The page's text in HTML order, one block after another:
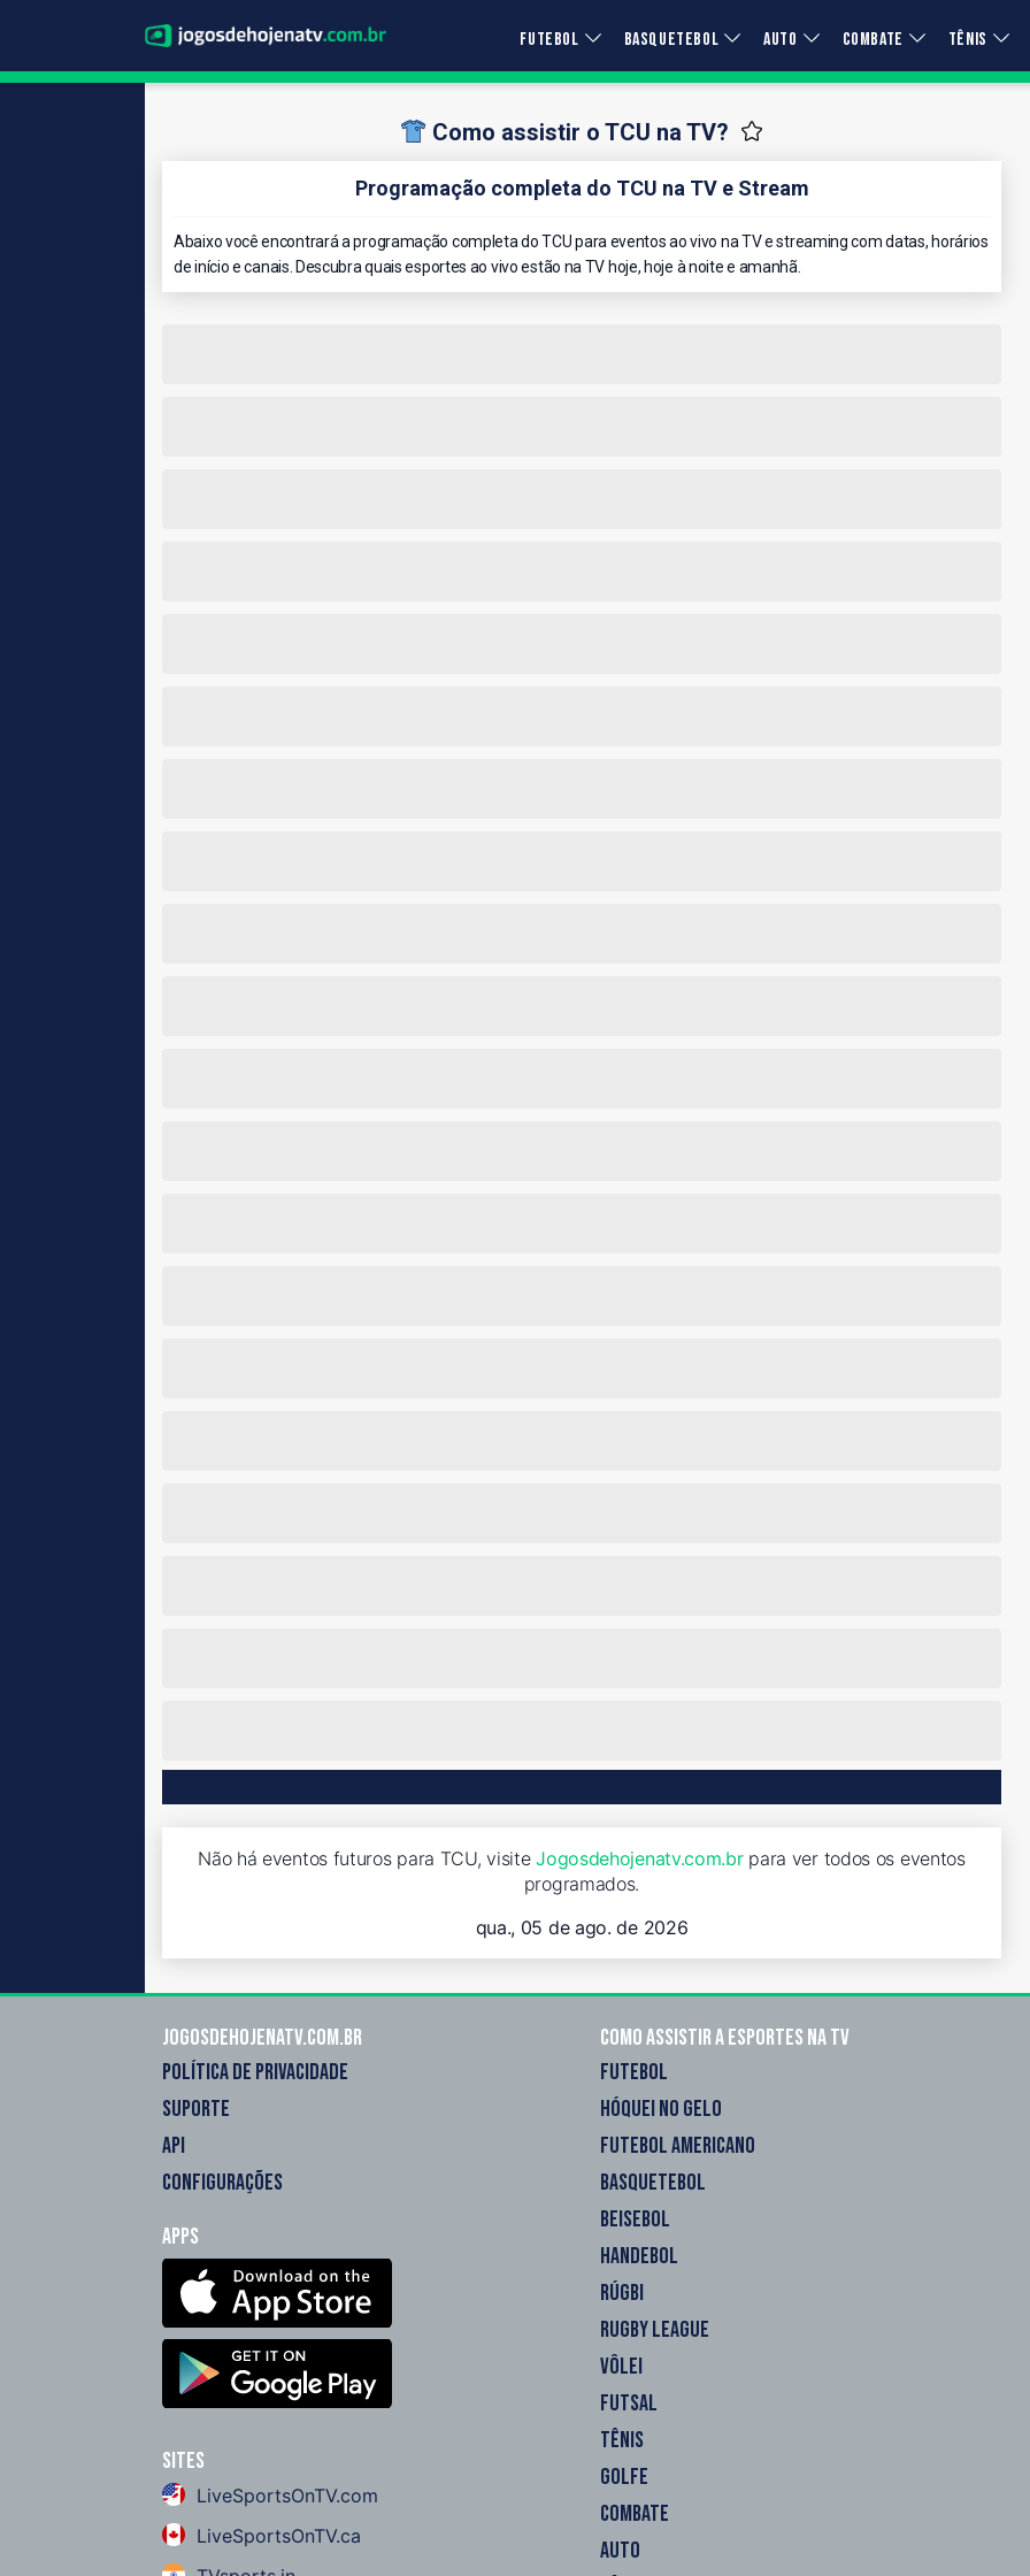
FUTEBOL BASQUETEBOL AUTO COMBATE TÊNIS
Como assistir o TCU na TV?
Programação completa do TCU na TV e Stream
Abaixo você encontrará a programação completa do TCU para eventos ao vivo na TV e streaming com datas, horários
de início e canais. Descubra quais esportes ao vivo estão na TV hoje, hoje à noite e amanhã.
Não há eventos futuros para TCU, visiteJogosdehojenatv.com.brpara ver todos os eventos
programados.
qua., 05 de ago. de 2026
Jogosdehojenatv.com.br
POLÍTICA DE PRIVACIDADE
SUPORTE
API
CONFIGURAÇÕES
Apps
Sites
LiveSportsOnTV.com
LiveSportsOnTV.ca
Como assistir a esportes na TV
FUTEBOL
HÓQUEI NO GELO
FUTEBOL AMERICANO
BASQUETEBOL
BEISEBOL
HANDEBOL
RÚGBI
RUGBY LEAGUE
VÔLEI
FUTSAL
TÊNIS
GOLFE
COMBATE
AUTO